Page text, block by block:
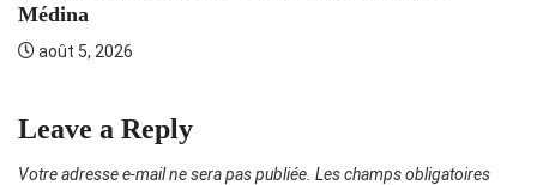
Médina
août 5, 2026
Leave a Reply
Votre adresse e-mail ne sera pas publiée. Les champs obligatoires